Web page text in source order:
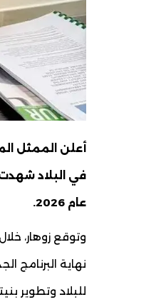
أعلن الممثل
عام 2026.
نهاية البرنامج
للبلاد وتطوير